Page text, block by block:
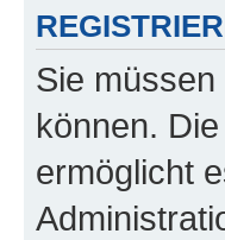
Sie
können.
ermöglicht